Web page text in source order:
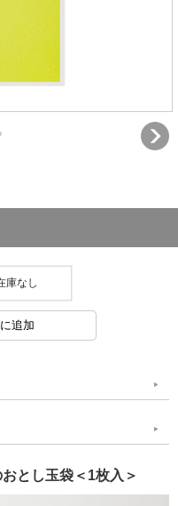
庫なし
とし玉袋＜1枚入＞